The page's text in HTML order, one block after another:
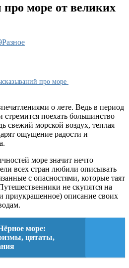
море от великих
Фразы
от
людей
Разное
про море
о лете. Ведь в период
поехать большинство
свежий морской воздух, теплая
ощущение радости и
море значит нечто
всех стран любили описывать
с опасностями, которые таят
не скупятся на
приукрашенное) описание своих
море:
цитаты,